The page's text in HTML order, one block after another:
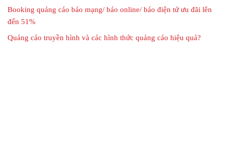
Booking quảng cáo báo mạng/ báo online/ báo điện tử ưu đãi lên
đến 51%
Quảng cáo truyền hình và các hình thức quảng cáo hiệu quả?